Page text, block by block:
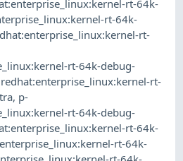
rt-64k-
rt-64k-
rt-
rt-64k-debug-
rt-
, p-
rt-64k-debug-
rt-64k-
rt-64k-